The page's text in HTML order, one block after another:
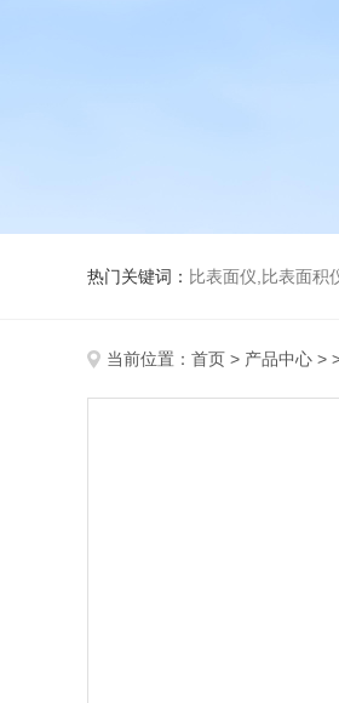
热门关键词： 比表面仪,比表面积仪,
当前位置： 首页 > 产品中心 >